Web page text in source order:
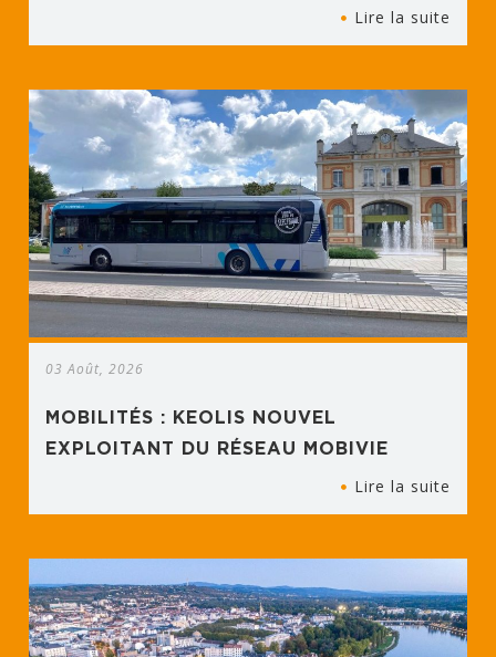
Lire la suite
03 Août, 2026
MOBILITÉS : KEOLIS NOUVEL
EXPLOITANT DU RÉSEAU MOBIVIE
Lire la suite